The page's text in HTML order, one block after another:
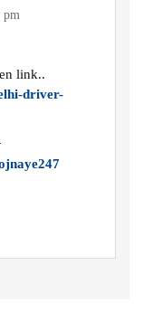
pm
link..
driver-